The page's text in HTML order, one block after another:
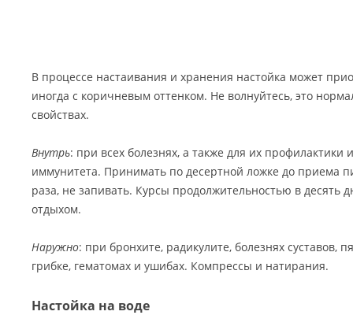
В процессе настаивания и хранения настойка может
иногда с коричневым оттенком. Не волнуйтесь, это
свойствах.
Внутрь: при всех болезнях, а также для их
иммунитета. Принимать по десертной ложке до приема
раза, не запивать. Курсы продолжительностью в десять
отдыхом.
Наружно: при бронхите, радикулите, болезнях суставов,
грибке, гематомах и ушибах. Компрессы и натирания.
Настойка на воде